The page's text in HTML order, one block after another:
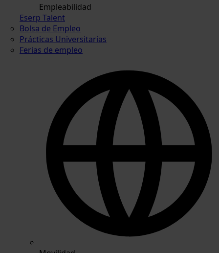
Empleabilidad
Eserp Talent
Bolsa de Empleo
Prácticas Universitarias
Ferias de empleo